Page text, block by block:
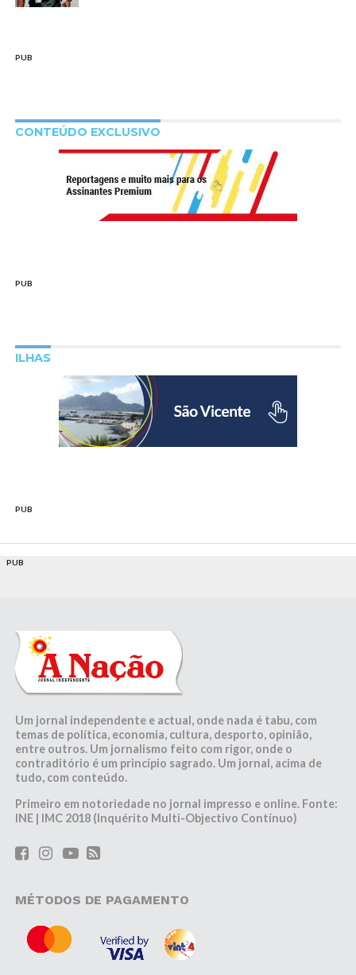
PUB
CONTEÚDO EXCLUSIVO
PUB
ILHAS
PUB
PUB
Um jornal independente e actual, onde nada é tabu, com
temas de política, economia, cultura, desporto, opinião,
entre outros. Um jornalismo feito com rigor, onde o
contraditório é um princípio sagrado. Um jornal, acima de
tudo, com conteúdo.
Primeiro em notoriedade no jornal impresso e online. Fonte:
INE | IMC 2018 (Inquérito Multi-Objectivo Contínuo)
MÉTODOS DE PAGAMENTO